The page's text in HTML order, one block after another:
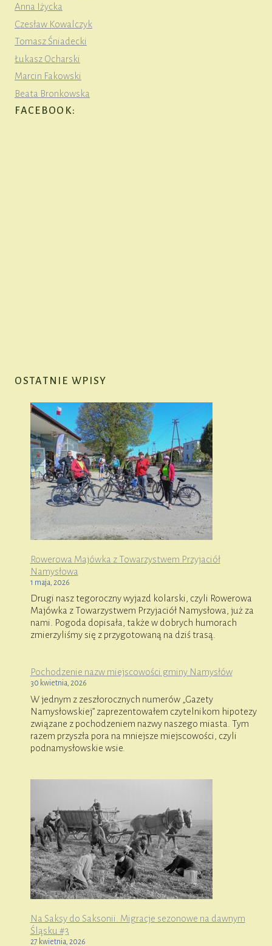
Anna Iżycka
Czesław Kowalczyk
Tomasz Śniadecki
Łukasz Ocharski
Marcin Fakowski
Beata Bronkowska
FACEBOOK:
OSTATNIE WPISY
Rowerowa Majówka z Towarzystwem Przyjaciół
Namysłowa
1 maja, 2026
Drugi nasz tegoroczny wyjazd kolarski, czyli Rowerowa
Majówka z Towarzystwem Przyjaciół Namysłowa, już za
nami. Pogoda dopisała, także w dobrych humorach
zmierzyliśmy się z przygotowaną na dziś trasą.
Pochodzenie nazw miejscowości gminy Namysłów
30 kwietnia, 2026
W jednym z zeszłorocznych numerów „Gazety
Namysłowskiej” zaprezentowałem czytelnikom hipotezy
związane z pochodzeniem nazwy naszego miasta. Tym
razem przyszła pora na mniejsze miejscowości, czyli
podnamysłowskie wsie.
Na Saksy do Saksonii. Migracje sezonowe na dawnym
Śląsku #3
27 kwietnia, 2026